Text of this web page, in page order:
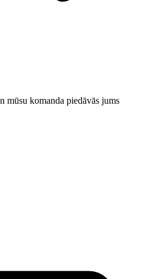
mūsu komanda piedāvās jums